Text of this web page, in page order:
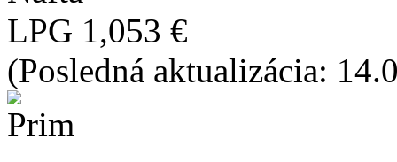
LPG 1,053 €
(Posledná aktualizácia: